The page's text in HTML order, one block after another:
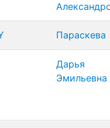
Параскева
Дарья
Эмильевна